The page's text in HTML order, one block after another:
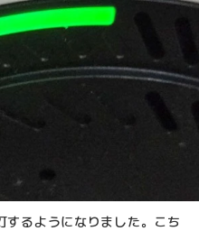
るようになりました。こち